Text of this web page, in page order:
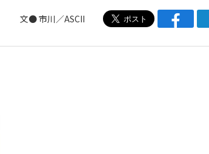
文● 市川／ASCII